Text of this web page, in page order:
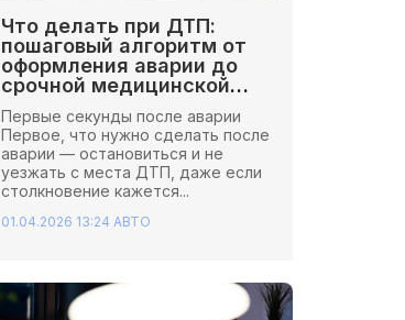
Что делать при ДТП:
пошаговый алгоритм от
оформления аварии до
срочной медицинской
помощи
Первые секунды после аварии
Первое, что нужно сделать после
аварии — остановиться и не
уезжать с места ДТП, даже если
столкновение кажется...
01.04.2026 13:24 АВТО